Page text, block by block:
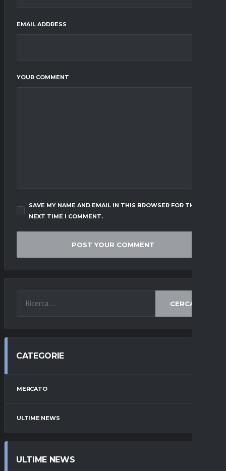
EMAIL ADDRESS
YOUR COMMENT
SAVE MY NAME AND EMAIL IN THIS BROWSER FOR THE
NEXT TIME I COMMENT.
CERCA
CATEGORIE
MERCATO
ULTIME NEWS
ULTIME NEWS